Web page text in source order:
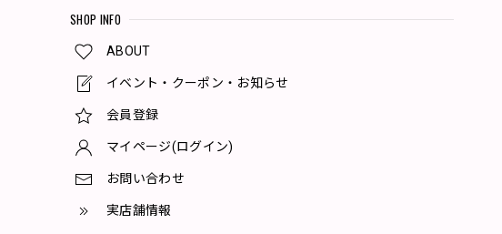
SHOP INFO
ABOUT
イベント・クーポン・お知らせ
会員登録
マイページ(ログイン)
お問い合わせ
実店舗情報